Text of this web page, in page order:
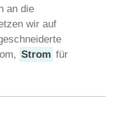
an die
wir auf
Strom für